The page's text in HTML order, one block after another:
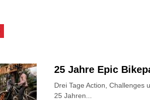
25 Jahre Epic
Drei Tage Action, Challenges
25 Jahren...